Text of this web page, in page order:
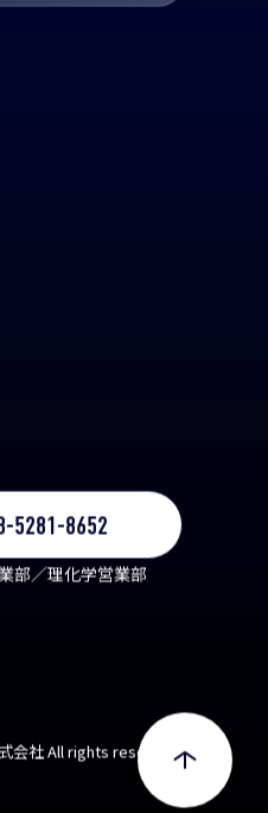
5281-8652
部／理化学営業部
会社 All rights reserved.